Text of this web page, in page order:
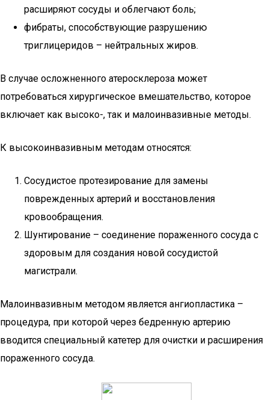
расширяют сосуды и облегчают боль;
фибраты, способствующие разрушению
триглицеридов – нейтральных жиров.
В случае осложненного атеросклероза может
потребоваться хирургическое вмешательство, которое
включает как высоко-, так и малоинвазивные методы.
К высокоинвазивным методам относятся:
Сосудистое протезирование для замены
поврежденных артерий и восстановления
кровообращения.
Шунтирование – соединение пораженного сосуда с
здоровым для создания новой сосудистой
магистрали.
Малоинвазивным методом является ангиопластика –
процедура, при которой через бедренную артерию
вводится специальный катетер для очистки и расширения
пораженного сосуда.